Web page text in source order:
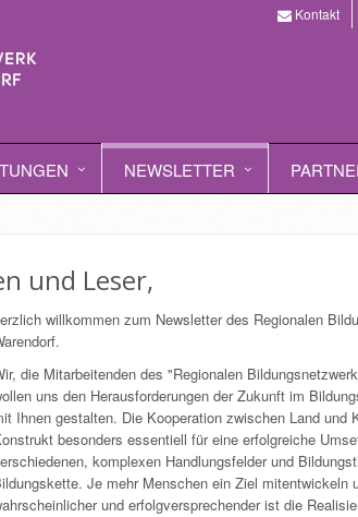
Kontakt
NEWSLETTER
und Leser,
willkommen zum Newsletter des Regionalen
die Mitarbeitenden des "Regionalen
uns den Herausforderungen der Zukunft im
Ihnen gestalten. Die Kooperation zwischen Land und
besonders essentiell für eine erfolgreiche
komplexen Handlungsfelder und
Je mehr Menschen ein Ziel mitentwickeln
und erfolgversprechender ist die